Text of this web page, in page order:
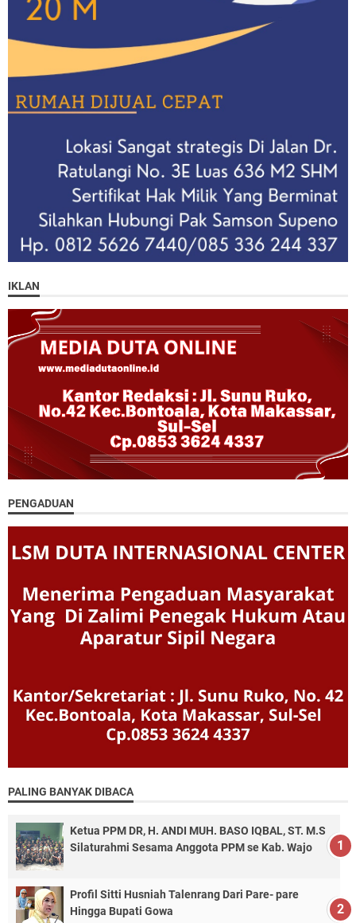
IKLAN
PENGADUAN
PALING BANYAK DIBACA
Ketua PPM DR, H. ANDI MUH. BASO IQBAL, ST. M.S
Silaturahmi Sesama Anggota PPM se Kab. Wajo
Profil Sitti Husniah Talenrang Dari Pare- pare
Hingga Bupati Gowa